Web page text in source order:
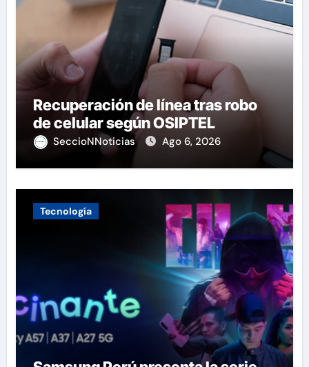
Recuperación de línea tras robo
de celular según OSIPTEL
SeccioNNoticias Ago 6, 2026
Tecnología